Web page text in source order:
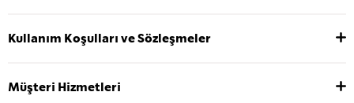
Kullanım Koşulları ve Sözleşmeler
Müşteri Hizmetleri